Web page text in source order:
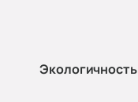
Экологичность